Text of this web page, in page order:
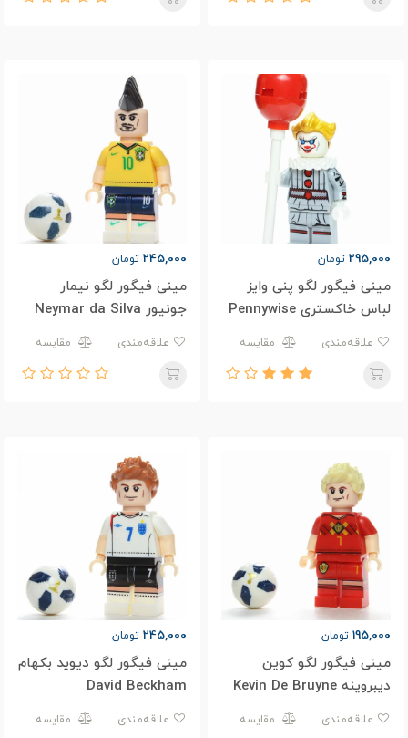
295,000 تومان
مینی فیگور لگو پنی وایز
لباس خاکستری Pennywise
مقایسه
245,000 تومان
مینی فیگور لگو نیمار
جونیور Neymar da Silva
Santos Júnior
مقایسه
195,000 تومان
مینی فیگور لگو کوین
دیبروینه Kevin De Bruyne
مقایسه
245,000 تومان
مینی فیگور لگو دیوید بکهام
David Beckham
مقایسه